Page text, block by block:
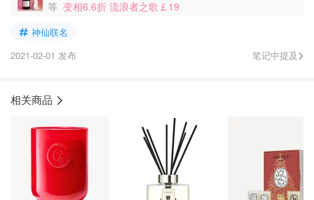
等 变相6.6折 流浪者之歌￡19
神仙联名
2021-02-01 发布
笔记中提及
相关商品